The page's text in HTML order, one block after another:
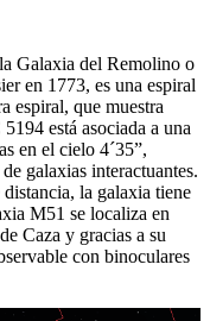
Galaxia del Remolino o
en 1773, es una espiral
espiral, que muestra
está asociada a una
en el cielo 4´35”,
galaxias interactuantes.
la galaxia tiene
M51 se localiza en
Caza y gracias a su
con binoculares